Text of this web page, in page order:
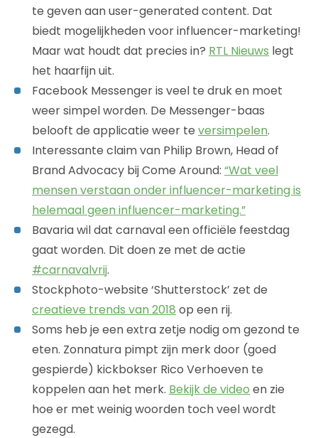
te geven aan user-generated content. Dat
biedt mogelijkheden voor influencer-marketing!
Maar wat houdt dat precies in? RTL Nieuws legt
het haarfijn uit.
Facebook Messenger is veel te druk en moet
weer simpel worden. De Messenger-baas
belooft de applicatie weer te versimpelen.
Interessante claim van Philip Brown, Head of
Brand Advocacy bij Come Around: “Wat veel
mensen verstaan onder influencer-marketing is
helemaal geen influencer-marketing.”
Bavaria wil dat carnaval een officiële feestdag
gaat worden. Dit doen ze met de actie
#carnavalvrij.
Stockphoto-website ‘Shutterstock’ zet de
creatieve trends van 2018 op een rij.
Soms heb je een extra zetje nodig om gezond te
eten. Zonnatura pimpt zijn merk door (goed
gespierde) kickbokser Rico Verhoeven te
koppelen aan het merk. Bekijk de video en zie
hoe er met weinig woorden toch veel wordt
gezegd.